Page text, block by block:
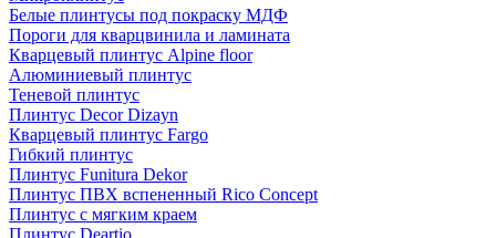
Белые плинтусы под покраску МДФ
Пороги для кварцвинила и ламината
Кварцевый плинтус Alpine floor
Алюминиевый плинтус
Теневой плинтус
Плинтус Decor Dizayn
Кварцевый плинтус Fargo
Гибкий плинтус
Плинтус Funitura Dekor
Плинтус ПВХ вспененный Rico Concept
Плинтус с мягким краем
Плинтус Deartio